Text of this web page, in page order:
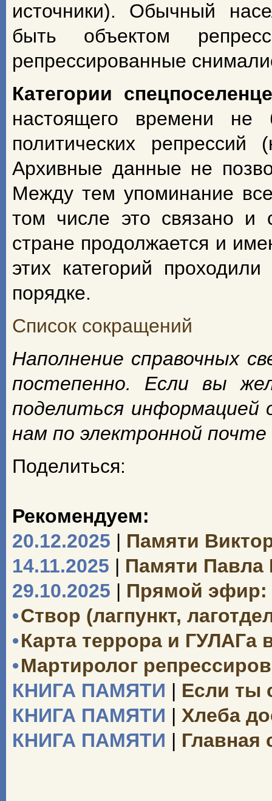
источники). Обычный
быть объектом
репрессированные
Категории
настоящего времени не
политических
Архивные данные не
Между тем упоминание
том числе это связано и
стране продолжается и
этих категорий
порядке.
Список сокращений
Наполнение справочных
постепенно. Если вы
поделиться информацией
нам по электронной почте
Поделиться:
Рекомендуем:
20.12.2025 | Памяти
14.11.2025 | Памяти Павла
29.10.2025 | Прямой эфир:
•Створ (лагпункт,
•Карта террора и ГУЛАГа
•Мартиролог
КНИГА ПАМЯТИ | Если ты
КНИГА ПАМЯТИ | Хлеба
КНИГА ПАМЯТИ | Главная